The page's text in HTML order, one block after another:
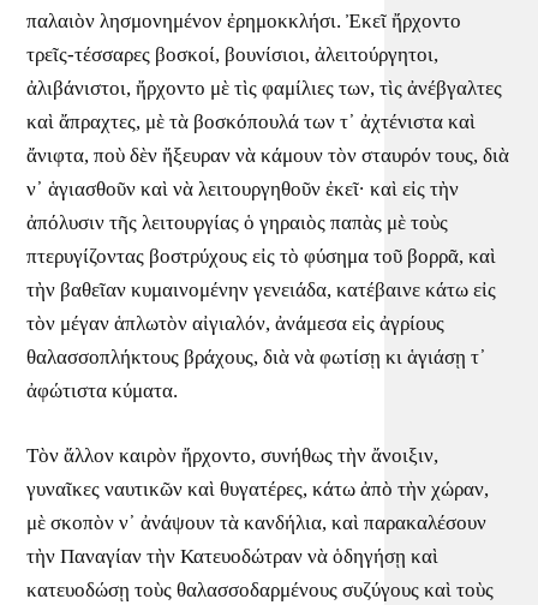
παλαιὸν λησμονημένον ἐρημοκκλήσι. Ἐκεῖ ἤρχοντο
τρεῖς-τέσσαρες βοσκοί, βουνίσιοι, ἀλειτούργητοι,
ἀλιβάνιστοι, ἤρχοντο μὲ τὶς φαμίλιες των, τὶς ἀνέβγαλτες
καὶ ἄπραχτες, μὲ τὰ βοσκόπουλά των τ᾿ ἀχτένιστα καὶ
ἄνιφτα, ποὺ δὲν ἤξευραν νὰ κάμουν τὸν σταυρόν τους, διὰ
ν᾿ ἁγιασθοῦν καὶ νὰ λειτουργηθοῦν ἐκεῖ· καὶ εἰς τὴν
ἀπόλυσιν τῆς λειτουργίας ὁ γηραιὸς παπὰς μὲ τοὺς
πτερυγίζοντας βοστρύχους εἰς τὸ φύσημα τοῦ βορρᾶ, καὶ
τὴν βαθεῖαν κυμαινομένην γενειάδα, κατέβαινε κάτω εἰς
τὸν μέγαν ἁπλωτὸν αἰγιαλόν, ἀνάμεσα εἰς ἀγρίους
θαλασσοπλήκτους βράχους, διὰ νὰ φωτίσῃ κι ἁγιάσῃ τ᾿
ἀφώτιστα κύματα.
Τὸν ἄλλον καιρὸν ἤρχοντο, συνήθως τὴν ἄνοιξιν,
γυναῖκες ναυτικῶν καὶ θυγατέρες, κάτω ἀπὸ τὴν χώραν,
μὲ σκοπὸν ν᾿ ἀνάψουν τὰ κανδήλια, καὶ παρακαλέσουν
τὴν Παναγίαν τὴν Κατευοδώτραν νὰ ὁδηγήσῃ καὶ
κατευοδώσῃ τοὺς θαλασσοδαρμένους συζύγους καὶ τοὺς